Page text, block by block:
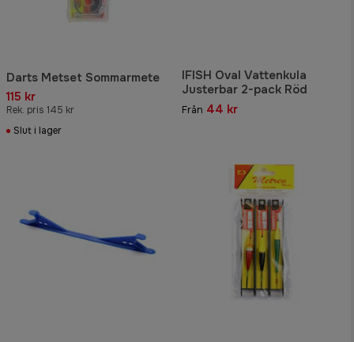
Darts Metset Sommarmete
115 kr
Rek. pris 145 kr
Slut i lager
IFISH Oval Vattenkula
Justerbar 2-pack Röd
Från 44 kr